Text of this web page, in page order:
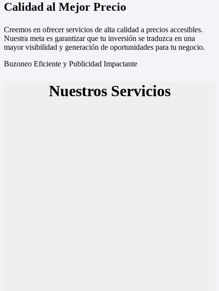
Calidad al Mejor Precio
Creemos en ofrecer servicios de alta calidad a precios accesibles.
Nuestra meta es garantizar que tu inversión se traduzca en una
mayor visibilidad y generación de oportunidades para tu negocio.
Buzoneo Eficiente y Publicidad Impactante
Nuestros Servicios